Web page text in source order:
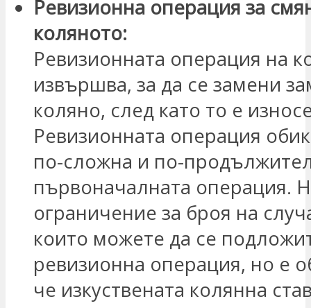
Ревизионна операция за
коляното:
Ревизионната операция на
извършва, за да се замени
коляно, след като то е
Ревизионната операция
по-сложна и по-
първоначалната операция.
ограничение за броя на
които можете да се
ревизионна операция, но е
че изкуствената колянна